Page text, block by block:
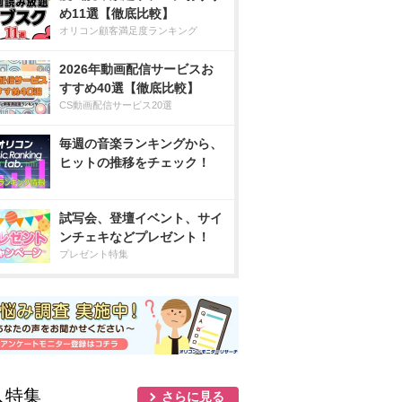
め11選【徹底比較】
オリコン顧客満足度ランキング
2026年動画配信サービスお
すすめ40選【徹底比較】
CS動画配信サービス20選
毎週の音楽ランキングから、
ヒットの推移をチェック！
試写会、登壇イベント、サイ
ンチェキなどプレゼント！
プレゼント特集
特集 さらに見る